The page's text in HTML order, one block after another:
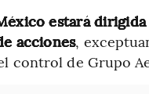
estará
acciones,
control de Grupo